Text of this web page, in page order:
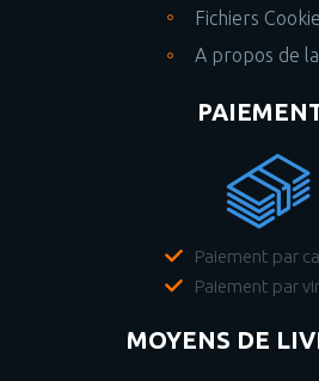
Fichiers
A propos de
Paiement par
Paiement par
MOYENS DE